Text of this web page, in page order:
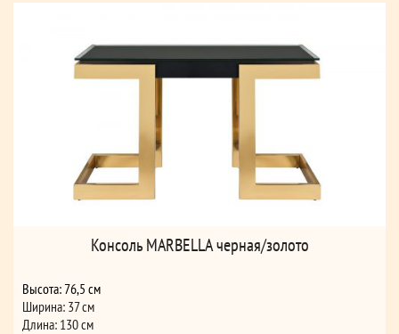
Консоль MARBELLA черная/золото
Высота: 76,5 см
Ширина: 37 см
Длина: 130 см